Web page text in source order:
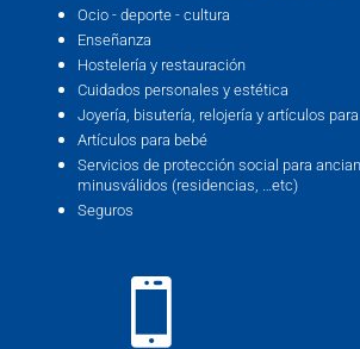
Ocio - deporte - cultura
Enseñanza
Hostelería y restauración
Cuidados personales y estética
Joyería, bisutería, relojería y artículos
Artículos para bebé
Servicios de protección social para
minusválidos (residencias, …etc)
Seguros